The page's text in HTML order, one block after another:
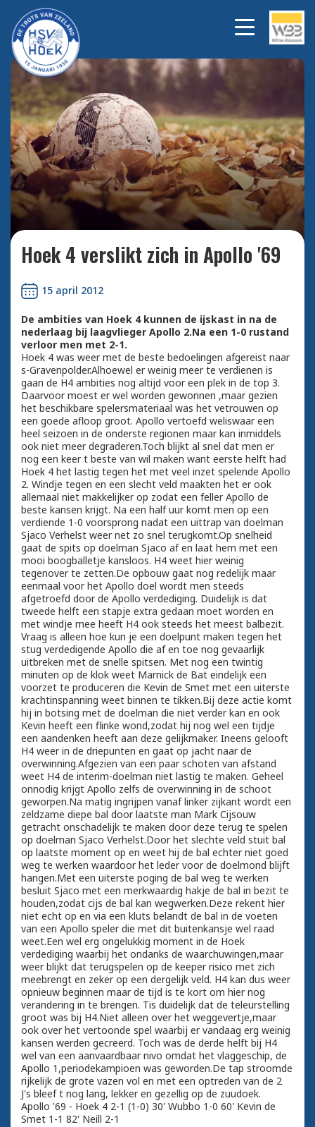
Bekijk alle foto's
Hoek 4 verslikt zich in Apollo '69
15 april 2012
De ambities van Hoek 4 kunnen de ijskast in na de
nederlaag bij laagvlieger Apollo 2.Na een 1-0 rustand
verloor men met 2-1.
Hoek 4 was weer met de beste bedoelingen afgereist naar
s-Gravenpolder.Alhoewel er weinig meer te verdienen is
gaan de H4 ambities nog altijd voor een plek in de top 3.
Daarvoor moest er wel worden gewonnen ,maar gezien
het beschikbare spelersmateriaal was het vetrouwen op
een goede afloop groot. Apollo vertoefd weliswaar een
heel seizoen in de onderste regionen maar kan inmiddels
ook niet meer degraderen.Toch blijkt al snel dat men er
nog een keer t beste van wil maken want eerste helft had
Hoek 4 het lastig tegen het met veel inzet spelende Apollo
2. Windje tegen en een slecht veld maakten het er ook
allemaal niet makkelijker op zodat een feller Apollo de
beste kansen krijgt. Na een half uur komt men op een
verdiende 1-0 voorsprong nadat een uittrap van doelman
Sjaco Verhelst weer net zo snel terugkomt.Op snelheid
gaat de spits op doelman Sjaco af en laat hem met een
mooi boogballetje kansloos. H4 weet hier weinig
tegenover te zetten.De opbouw gaat nog redelijk maar
eenmaal voor het Apollo doel wordt men steeds
afgetroefd door de Apollo verdediging. Duidelijk is dat
tweede helft een stapje extra gedaan moet worden en
met windje mee heeft H4 ook steeds het meest balbezit.
Vraag is alleen hoe kun je een doelpunt maken tegen het
stug verdedigende Apollo die af en toe nog gevaarlijk
uitbreken met de snelle spitsen. Met nog een twintig
minuten op de klok weet Marnick de Bat eindelijk een
voorzet te produceren die Kevin de Smet met een uiterste
krachtinspanning weet binnen te tikken.Bij deze actie komt
hij in botsing met de doelman die niet verder kan en ook
Kevin heeft een flinke wond,zodat hij nog wel een tijdje
een aandenken heeft aan deze gelijkmaker. Ineens gelooft
H4 weer in de driepunten en gaat op jacht naar de
overwinning.Afgezien van een paar schoten van afstand
weet H4 de interim-doelman niet lastig te maken. Geheel
onnodig krijgt Apollo zelfs de overwinning in de schoot
geworpen.Na matig ingrijpen vanaf linker zijkant wordt een
zeldzame diepe bal door laatste man Mark Cijsouw
getracht onschadelijk te maken door deze terug te spelen
op doelman Sjaco Verhelst.Door het slechte veld stuit bal
op laatste moment op en weet hij de bal echter niet goed
weg te werken waardoor het leder voor de doelmond blijft
hangen.Met een uiterste poging de bal weg te werken
besluit Sjaco met een merkwaardig hakje de bal in bezit te
houden,zodat cijs de bal kan wegwerken.Deze rekent hier
niet echt op en via een kluts belandt de bal in de voeten
van een Apollo speler die met dit buitenkansje wel raad
weet.Een wel erg ongelukkig moment in de Hoek
verdediging waarbij het ondanks de waarchuwingen,maar
weer blijkt dat terugspelen op de keeper risico met zich
meebrengt en zeker op een dergelijk veld. H4 kan dus weer
opnieuw beginnen maar de tijd is te kort om hier nog
verandering in te brengen. Tis duidelijk dat de teleurstelling
groot was bij H4.Niet alleen over het weggevertje,maar
ook over het vertoonde spel waarbij er vandaag erg weinig
kansen werden gecreerd. Toch was de derde helft bij H4
wel van een aanvaardbaar nivo omdat het vlaggeschip, de
Apollo 1,periodekampioen was geworden.De tap stroomde
rijkelijk de grote vazen vol en met een optreden van de 2
J's bleef t nog lang, lekker en gezellig op de zuudoek.
Apollo '69 - Hoek 4 2-1 (1-0) 30' Wubbo 1-0 60' Kevin de
Smet 1-1 82' Neill 2-1